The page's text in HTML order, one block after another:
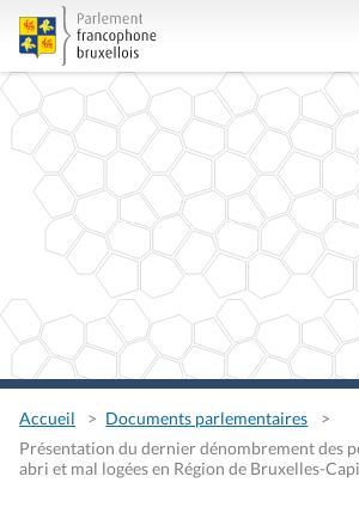
Accueil
Documents parlementaires
Présentation du dernier dénombrement des
abri et mal logées en Région de Bruxelles-